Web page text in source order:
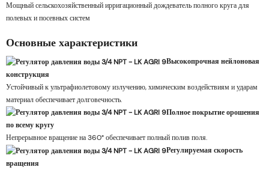
Мощный сельскохозяйственный ирригационный дождеватель полного круга для
полевых и посевных систем
Основные характеристики
Высокопрочная нейлоновая
конструкция
Устойчивый к ультрафиолетовому излучению, химическим воздействиям и ударам
материал обеспечивает долговечность.
Полное покрытие орошения
по всему кругу
Непрерывное вращение на 360° обеспечивает полный полив поля.
Регулируемая скорость
вращения